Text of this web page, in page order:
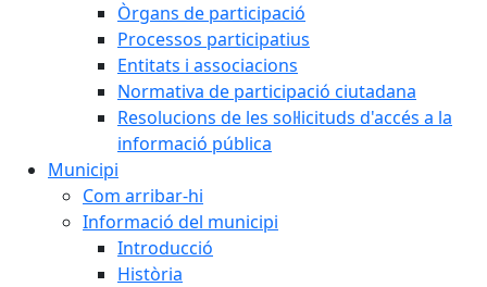
Òrgans de participació
Processos participatius
Entitats i associacions
Normativa de participació ciutadana
Resolucions de les sol·licituds d'accés a la
informació pública
Municipi
Com arribar-hi
Informació del municipi
Introducció
Història